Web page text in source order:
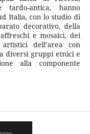
antica, hanno
Italia, con lo studio di
decorativo, della
e mosaici, dei
dell’area con
diversi gruppi etnici e
alla componente